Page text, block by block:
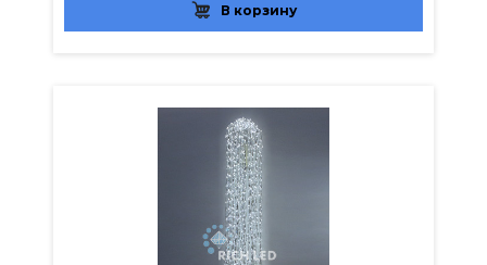
В корзину